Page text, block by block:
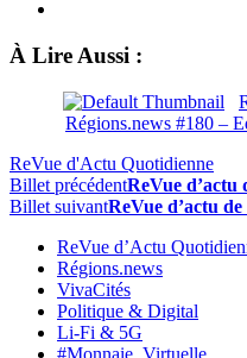
À Lire Aussi :
Régions.news #180 –
ReVue d'Actu Quotidienne
Billet précédentReVue d’actu
Billet suivantReVue d’actu
ReVue d’Actu
Régions.news
VivaCités
Politique & Digital
Li-Fi & 5G
#Monnaie_Virtuelle